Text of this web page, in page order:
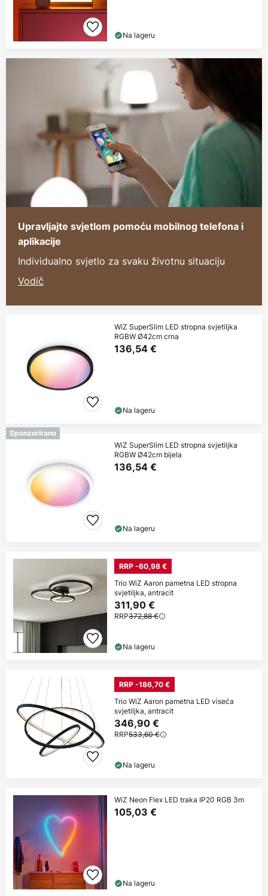
Na lageru
Upravljajte svjetlom pomoću mobilnog telefona i
aplikacije
Individualno svjetlo za svaku životnu situaciju
Vodič
WiZ SuperSlim LED stropna svjetiljka
RGBW Ø42cm crna
136,54 €
Na lageru
Sponzorirano
WiZ SuperSlim LED stropna svjetiljka
RGBW Ø42cm bijela
136,54 €
Na lageru
RRP -60,98 €
Trio WiZ Aaron pametna LED stropna
svjetiljka, antracit
311,90 €
RRP372,88 €
Na lageru
RRP -186,70 €
Trio WiZ Aaron pametna LED viseća
svjetiljka, antracit
346,90 €
RRP533,60 €
Na lageru
WiZ Neon Flex LED traka IP20 RGB 3m
105,03 €
Na lageru